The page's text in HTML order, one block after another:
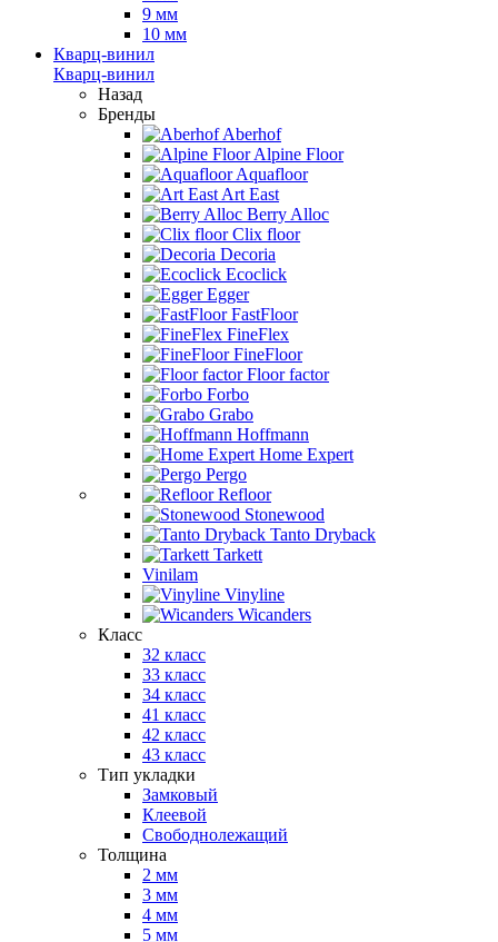
9 мм
10 мм
Кварц-винил
Кварц-винил
Назад
Бренды
Aberhof
Alpine Floor
Aquafloor
Art East
Berry Alloc
Clix floor
Decoria
Ecoclick
Egger
FastFloor
FineFlex
FineFloor
Floor factor
Forbo
Grabo
Hoffmann
Home Expert
Pergo
Refloor
Stonewood
Tanto Dryback
Tarkett
Vinilam
Vinyline
Wicanders
Класс
32 класс
33 класс
34 класс
41 класс
42 класс
43 класс
Тип укладки
Замковый
Клеевой
Свободнолежащий
Толщина
2 мм
3 мм
4 мм
5 мм